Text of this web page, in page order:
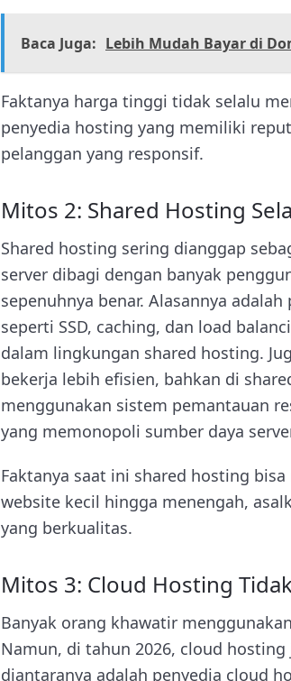
Baca Juga: Lebih Mudah Bayar di
Faktanya harga tinggi tidak selalu
penyedia hosting yang memiliki
pelanggan yang responsif.
Mitos 2: Shared Hosting
Shared hosting sering dianggap
server dibagi dengan banyak
sepenuhnya benar. Alasannya
seperti SSD, caching, dan load
dalam lingkungan shared hosting.
bekerja lebih efisien, bahkan di
menggunakan sistem pemantauan
yang memonopoli sumber daya
Faktanya saat ini shared hosting
website kecil hingga menengah,
yang berkualitas.
Mitos 3: Cloud Hosting
Banyak orang khawatir
Namun, di tahun 2026, cloud
diantaranya adalah penyedia cloud